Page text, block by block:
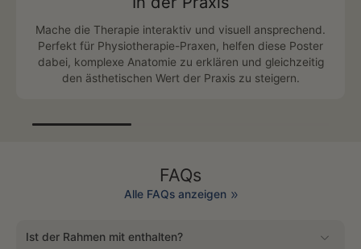
Mache die Therapie interaktiv und visuell ansprechend.
Perfekt für Physiotherapie-Praxen, helfen diese Poster
dabei, komplexe Anatomie zu erklären und gleichzeitig
den ästhetischen Wert der Praxis zu steigern.
FAQs
Alle FAQs anzeigen
Ist der Rahmen mit enthalten?